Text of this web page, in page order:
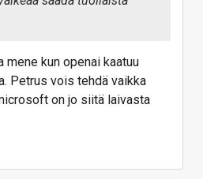
mene kun openai kaatuu
Petrus vois tehdä vaikka
on jo siitä laivasta